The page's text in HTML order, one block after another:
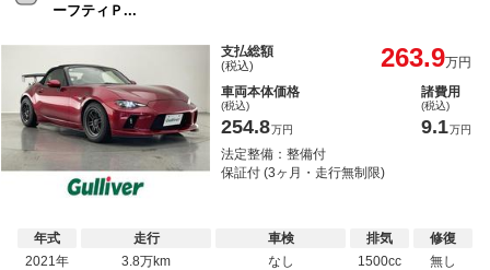
ーフティＰ...
支払総額
(税込) 263.9万円
車両本体価格
(税込)
254.8万円
諸費用
(税込)
9.1万円
法定整備：整備付
保証付 (3ヶ月・走行無制限)
年式
2021年
走行
3.8万km
車検
なし
排気
1500cc
修復
無し